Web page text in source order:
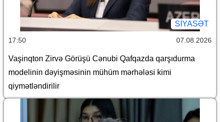
SİYASƏT
17:50 07.08.2026
Vaşinqton Zirvə Görüşü Cənubi Qafqazda qarşıdurma
modelinin dəyişməsinin mühüm mərhələsi kimi
qiymətləndirilir